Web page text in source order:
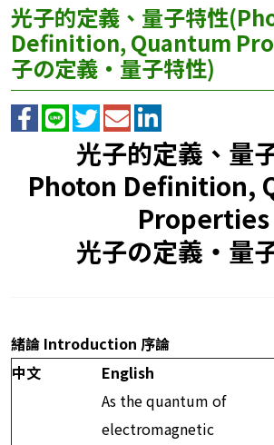
光子的定義、量子特性
Definition, Quantum
子の定義・量子特性)
光子的定義、量
Photon Definition,
Properties
光子の定義・量
緒論 Introduction 序論
中文
English
As the quantum of
electromagnetic